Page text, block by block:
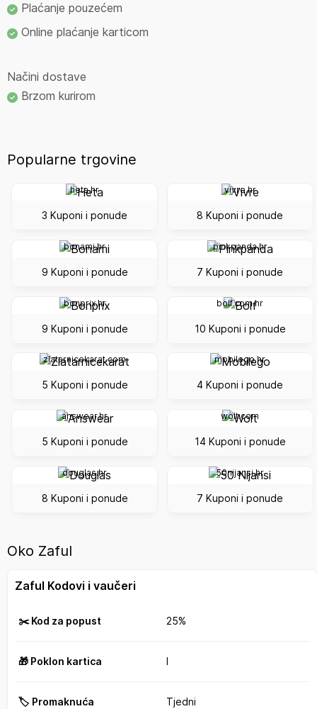
Plaćanje pouzećem
Online plaćanje karticom
Načini dostave
Brzom kurirom
Popularne trgovine
heta.hr
3 Kuponi i ponude
vivre.hr
8 Kuponi i ponude
bonami.hr
9 Kuponi i ponude
pinkpanda.hr
7 Kuponi i ponude
bonprix.hr
9 Kuponi i ponude
bolf.com.hr
10 Kuponi i ponude
zlatarnicekarat.com
5 Kuponi i ponude
mobilego.hr
4 Kuponi i ponude
answear.hr
5 Kuponi i ponude
wolt.com
14 Kuponi i ponude
douglas.hr
8 Kuponi i ponude
50nijansi.hr
7 Kuponi i ponude
Oko Zaful
Zaful Kodovi i vaučeri
✂️ Kod za popust 25%
🎁 Poklon kartica I
🏷️ Promaknuća Tjedni